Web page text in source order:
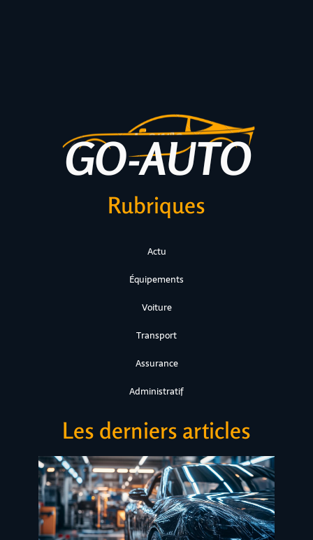
Rubriques
Actu
Équipements
Voiture
Transport
Assurance
Administratif
Les derniers articles